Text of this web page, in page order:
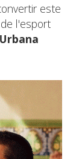
este
l'esport